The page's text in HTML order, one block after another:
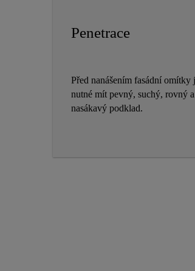
Penetrace
Před nanášením fasádní omítky
nutné mít pevný, suchý, rovný
nasákavý podklad.